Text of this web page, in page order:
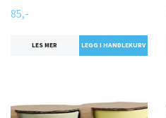
85,-
LES MER